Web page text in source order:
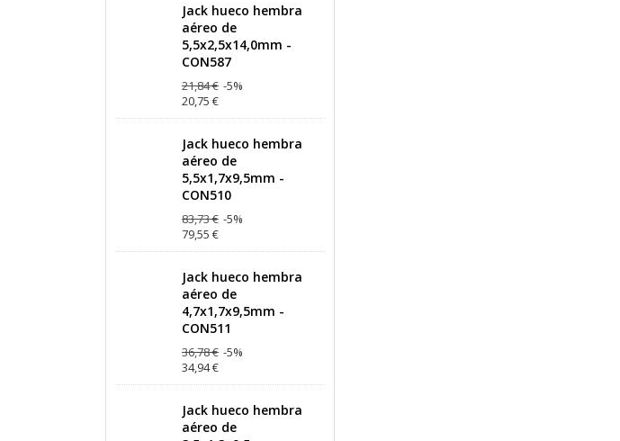
Jack hueco hembra
aéreo de
5,5x2,5x14,0mm -
CON587
21,84 € -5%
20,75 €
Jack hueco hembra
aéreo de
5,5x1,7x9,5mm -
CON510
83,73 € -5%
79,55 €
Jack hueco hembra
aéreo de
4,7x1,7x9,5mm -
CON511
36,78 € -5%
34,94 €
Jack hueco hembra
aéreo de